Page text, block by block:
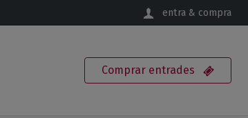
entra & compra
Comprar entrades